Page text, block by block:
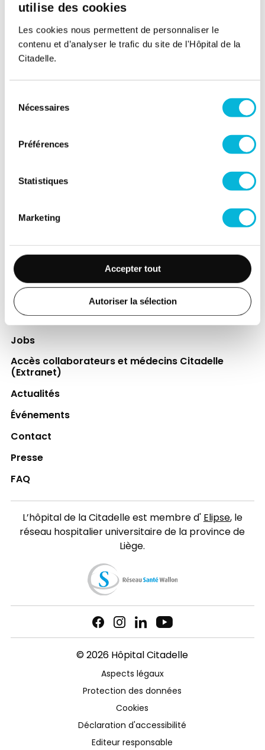
utilise des cookies
Les cookies nous permettent de personnaliser le
contenu et d’analyser le trafic du site de l'Hôpital de la
Citadelle.
Nécessaires
Préférences
Statistiques
Marketing
Accepter tout
Autoriser la sélection
Retour à tous nos spécialistes
Votre don à la Fondation permet de
directement le bien-être des patients et
Découvrir la Fondation
Espace Patient
Professionnels de la santé
Jobs
Accès collaborateurs et médecins Citadelle
(Extranet)
Actualités
Événements
Contact
Presse
FAQ
L’hôpital de la Citadelle est membre d'Elipse, le
réseau hospitalier universitaire de la province de
Liège.
© 2026 Hôpital Citadelle
Aspects légaux
Protection des données
Cookies
Déclaration d'accessibilité
Editeur responsable